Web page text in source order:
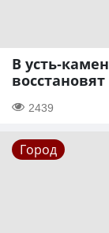
В усть-
2439
Город